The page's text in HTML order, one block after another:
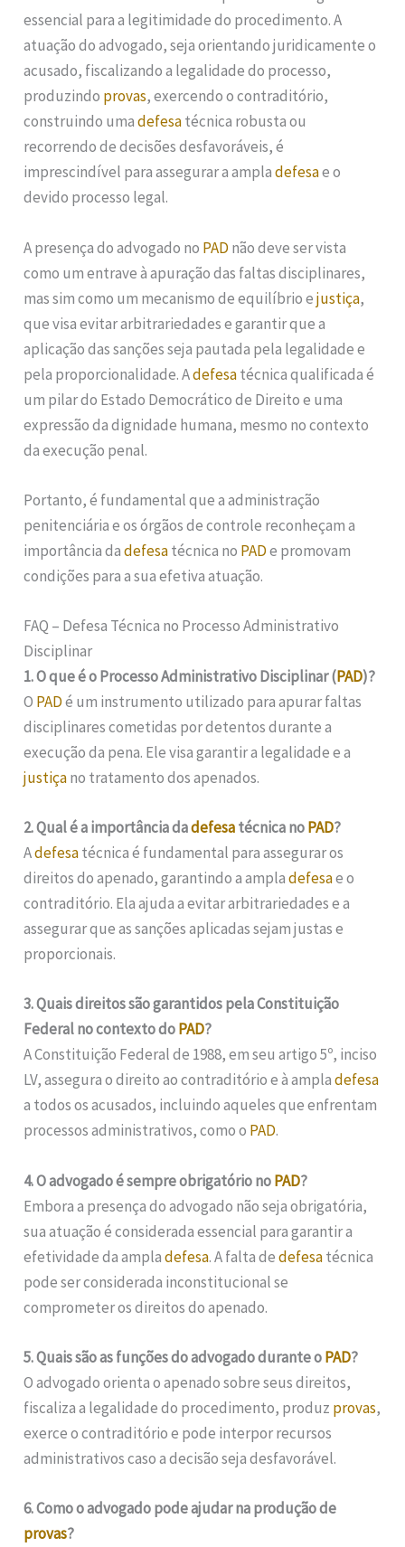
essencial para a legitimidade do procedimento. A
atuação do advogado, seja orientando juridicamente o
acusado, fiscalizando a legalidade do processo,
produzindo provas, exercendo o contraditório,
construindo umadefesatécnica robusta ou
recorrendo de decisões desfavoráveis, é
imprescindível para assegurar a ampladefesae o
devido processo legal.
A presença do advogado no PAD não deve ser vista
como um entrave à apuração das faltas disciplinares,
mas sim como um mecanismo de equilíbrio ejustiça,
que visa evitar arbitrariedades e garantir que a
aplicação das sanções seja pautada pela legalidade e
pela proporcionalidade. Adefesatécnica qualificada é
um pilar do Estado Democrático de Direito e uma
expressão da dignidade humana, mesmo no contexto
da execução penal.
Portanto, é fundamental que a administração
penitenciária e os órgãos de controle reconheçam a
importância dadefesatécnica no PADe promovam
condições para a sua efetiva atuação.
FAQ – Defesa Técnica no Processo Administrativo
Disciplinar
1. O que é o Processo Administrativo Disciplinar (PAD)?
O PADé um instrumento utilizado para apurar faltas
disciplinares cometidas por detentos durante a
execução da pena. Ele visa garantir a legalidade e a
justiçano tratamento dos apenados.
2. Qual é a importância dadefesatécnica noPAD?
Adefesatécnica é fundamental para assegurar os
direitos do apenado, garantindo a ampladefesae o
contraditório. Ela ajuda a evitar arbitrariedades e a
assegurar que as sanções aplicadas sejam justas e
proporcionais.
3. Quais direitos são garantidos pela Constituição
Federal no contexto doPAD?
A Constituição Federal de 1988, em seu artigo 5º, inciso
LV, assegura o direito ao contraditório e à ampladefesa
a todos os acusados, incluindo aqueles que enfrentam
processos administrativos, como o PAD.
4. O advogado é sempre obrigatório noPAD?
Embora a presença do advogado não seja obrigatória,
sua atuação é considerada essencial para garantir a
efetividade da ampladefesa. A falta dedefesatécnica
pode ser considerada inconstitucional se
comprometer os direitos do apenado.
5. Quais são as funções do advogado durante oPAD?
O advogado orienta o apenado sobre seus direitos,
fiscaliza a legalidade do procedimento, produz provas,
exerce o contraditório e pode interpor recursos
administrativos caso a decisão seja desfavorável.
6. Como o advogado pode ajudar na produção de
provas?